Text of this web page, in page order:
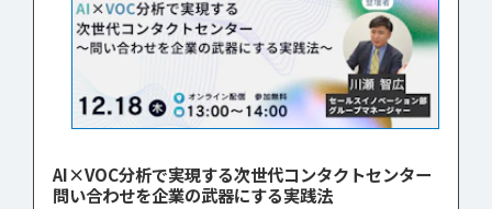
AI×VOC分析で実現する次世代コンタクトセンター
問い合わせを企業の武器にする実践法